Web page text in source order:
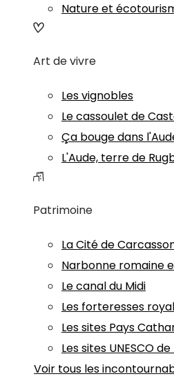
Nature et
Art de vivre
Les vignobles
Le cassoulet de
Ça bouge dans
L'Aude, terre de
Patrimoine
La Cité de
Narbonne romaine
Le canal du Midi
Les forteresses
Les sites Pays
Les sites UNESCO
Voir tous les